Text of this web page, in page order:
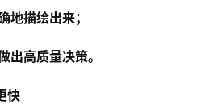
地描绘出来；
出高质量决策。
快